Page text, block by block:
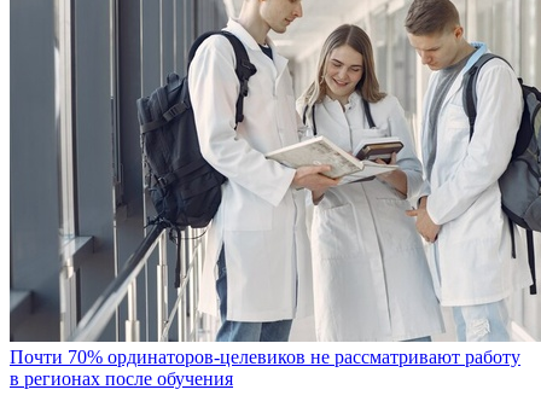
Почти 70% ординаторов-целевиков не рассматривают работу
в регионах после обучения